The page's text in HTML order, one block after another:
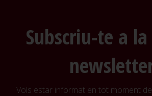
Subscriu-te a
Vols estar informat en tot moment